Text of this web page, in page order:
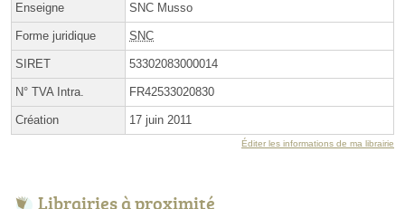
Enseigne SNC Musso
Forme juridique SNC
SIRET 53302083000014
N° TVA Intra. FR42533020830
Création 17 juin 2011
Éditer les informations de ma librairie
Librairies à proximité